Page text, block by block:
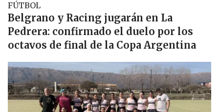
FÚTBOL
Belgrano y Racing jugarán en La
Pedrera: confirmado el duelo por los
octavos de final de la Copa Argentina